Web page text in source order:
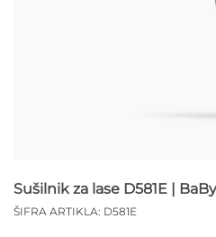
Sušilnik za lase D581E |
ŠIFRA ARTIKLA: D581E